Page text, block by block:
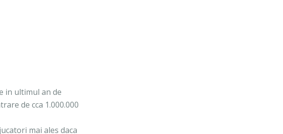
in ultimul an de
de cca 1.000.000
mai ales daca